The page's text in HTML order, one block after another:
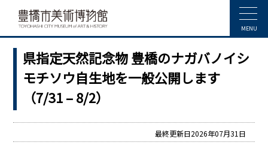
MENU
県指定天然記念物 豊橋のナガバノイシ
モチソウ自生地を一般公開します
（7/31 – 8/2）
最終更新日2026年07月31日